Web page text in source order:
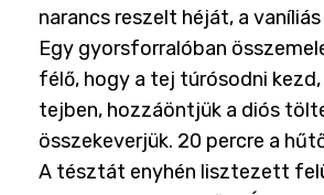
narancs reszelt héját, a
Egy gyorsforralóban
félő, hogy a tej túrósodni
tejben, hozzáöntjük a diós
összekeverjük. 20 percre a
A tésztát enyhén lisztezett